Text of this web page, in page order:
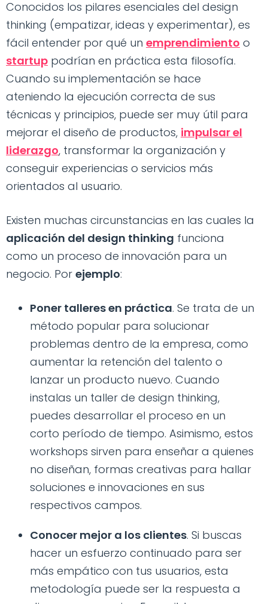
Conocidos los pilares esenciales del design
thinking (empatizar, ideas y experimentar), es
fácil entender por qué un emprendimiento o
startup podrían en práctica esta filosofía.
Cuando su implementación se hace
ateniendo la ejecución correcta de sus
técnicas y principios, puede ser muy útil para
mejorar el diseño de productos, impulsar el
liderazgo, transformar la organización y
conseguir experiencias o servicios más
orientados al usuario.
Existen muchas circunstancias en las cuales la
aplicación del design thinking funciona
como un proceso de innovación para un
negocio. Por ejemplo:
Poner talleres en práctica. Se trata de un
método popular para solucionar
problemas dentro de la empresa, como
aumentar la retención del talento o
lanzar un producto nuevo. Cuando
instalas un taller de design thinking,
puedes desarrollar el proceso en un
corto período de tiempo. Asimismo, estos
workshops sirven para enseñar a quienes
no diseñan, formas creativas para hallar
soluciones e innovaciones en sus
respectivos campos.
Conocer mejor a los clientes. Si buscas
hacer un esfuerzo continuado para ser
más empático con tus usuarios, esta
metodología puede ser la respuesta a